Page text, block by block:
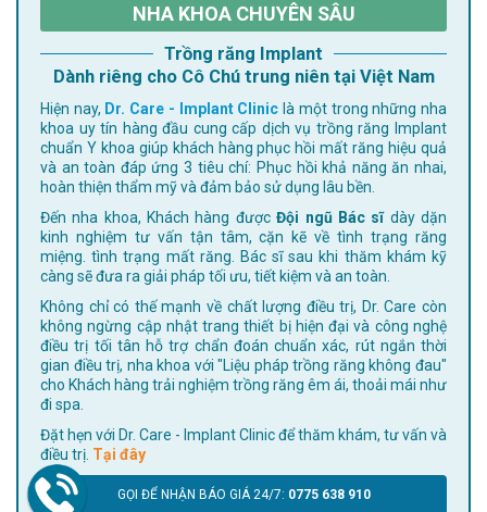
NHA KHOA CHUYÊN SÂU
Trồng răng Implant
Dành riêng cho Cô Chú trung niên tại Việt Nam
Hiện nay, Dr. Care - Implant Clinic là một trong những nha
khoa uy tín hàng đầu cung cấp dịch vụ trồng răng Implant
chuẩn Y khoa giúp khách hàng phục hồi mất răng hiệu quả
và an toàn đáp ứng 3 tiêu chí: Phục hồi khả năng ăn nhai,
hoàn thiện thẩm mỹ và đảm bảo sử dụng lâu bền.
Đến nha khoa, Khách hàng đượcĐội ngũ Bác sĩdày dặn
kinh nghiệm tư vấn tận tâm, cặn kẽ về tình trạng răng
miệng. tình trạng mất răng. Bác sĩ sau khi thăm khám kỹ
càng sẽ đưa ra giải pháp tối ưu, tiết kiệm và an toàn.
Không chỉ có thế mạnh về chất lượng điều trị, Dr. Care còn
không ngừng cập nhật trang thiết bị hiện đại và công nghệ
điều trị tối tân hỗ trợ chẩn đoán chuẩn xác, rút ngắn thời
gian điều trị, nha khoa với "Liệu pháp trồng răng không đau"
cho Khách hàng trải nghiệm trồng răng êm ái, thoải mái như
đi spa.
Đặt hẹn với Dr. Care - Implant Clinic để thăm khám, tư vấn và
điều trị. Tại đây
GỌI ĐỂ NHẬN BÁO GIÁ 24/7: 0775 638 910